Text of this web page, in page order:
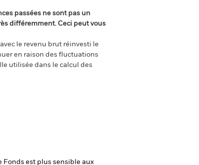
passées ne sont pas un
différemment. Ceci peut vous
le revenu brut réinvesti le
en raison des fluctuations
utilisée dans le calcul des
Fonds est plus sensible aux